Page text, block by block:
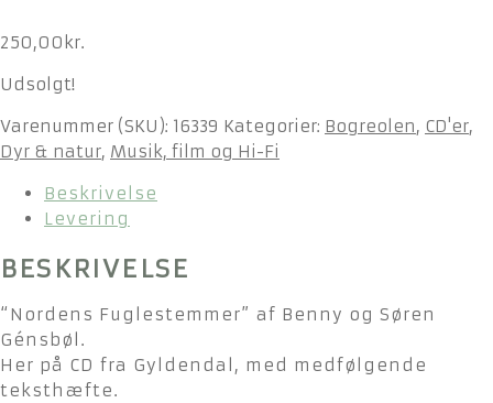
250,00 kr.
Udsolgt!
Varenummer (SKU): 16339 Kategorier: Bogreolen, CD'er,
Dyr & natur, Musik, film og Hi-Fi
Beskrivelse
Levering
BESKRIVELSE
“Nordens Fuglestemmer” af Benny og Søren
Génsbøl.
Her på CD fra Gyldendal, med medfølgende
teksthæfte.